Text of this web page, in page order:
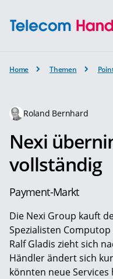
Home Themen
Roland Bernhard
Nexi
vollständig
Payment-Markt
Die Nexi Group kauft
Spezialisten
Ralf Gladis zieht sich
Händler ändert sich
könnten neue